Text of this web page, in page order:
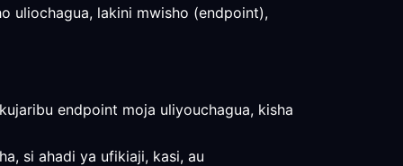
uliochagua, lakini mwisho (endpoint),
endpoint moja uliyouchagua, kisha
si ahadi ya ufikiaji, kasi, au